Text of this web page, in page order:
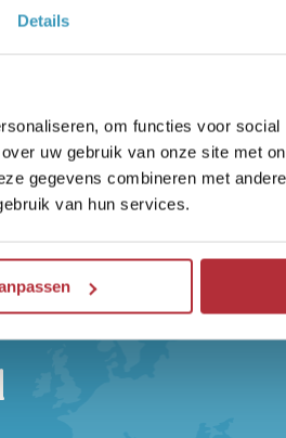
Details
om functies voor
uw gebruik van onze site met
gegevens combineren met
van hun services.
Trustpilot
vindt het op onsIndonesië